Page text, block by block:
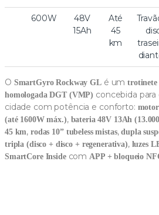
600W
48V
15Ah
Até
45
km
O SmartGyro Rockway GLé umtrotinete
homologada DGT (VMP) concebida
cidade com potência e conforto:
(até 1600W máx.), bateria 48V 13Ah
45 km,rodas 10” tubeless mistas,dupla
tripla (disco + disco + regenerativa), luzes
SmartCore InsidecomAPP + bloqueio